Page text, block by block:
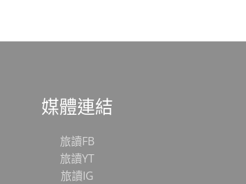
媒體連結
旅讀FB
旅讀YT
旅讀IG